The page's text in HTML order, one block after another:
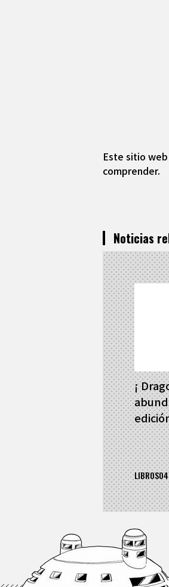
Este sitio
comprender.
Noticias
¡
Jump
LIBROS